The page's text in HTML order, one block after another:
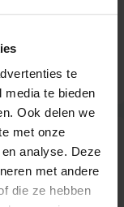
te
te bieden
Ook delen we
met onze
analyse. Deze
met andere
die ze hebben